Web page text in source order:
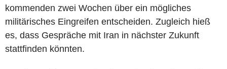
kommenden zwei Wochen über ein mögliches
militärisches Eingreifen entscheiden. Zugleich hieß
es, dass Gespräche mit Iran in nächster Zukunft
stattfinden könnten.